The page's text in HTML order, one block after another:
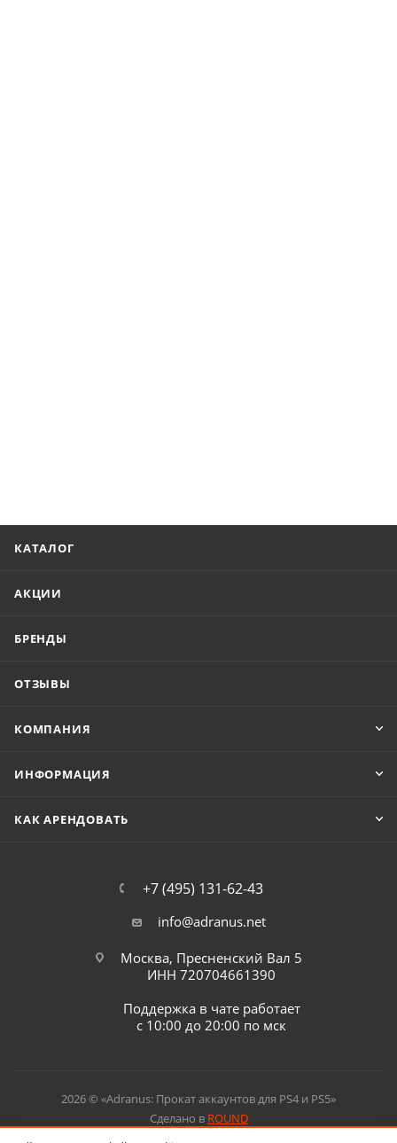
КАТАЛОГ
АКЦИИ
БРЕНДЫ
ОТЗЫВЫ
КОМПАНИЯ
ИНФОРМАЦИЯ
КАК АРЕНДОВАТЬ
+7 (495) 131-62-43
info@adranus.net
Москва, Пресненский Вал 5
ИНН 720704661390
Поддержка в чате работает
с 10:00 до 20:00 по мск
2026 © «Adranus: Прокат аккаунтов для PS4 и PS5»
Сделано в ROUND